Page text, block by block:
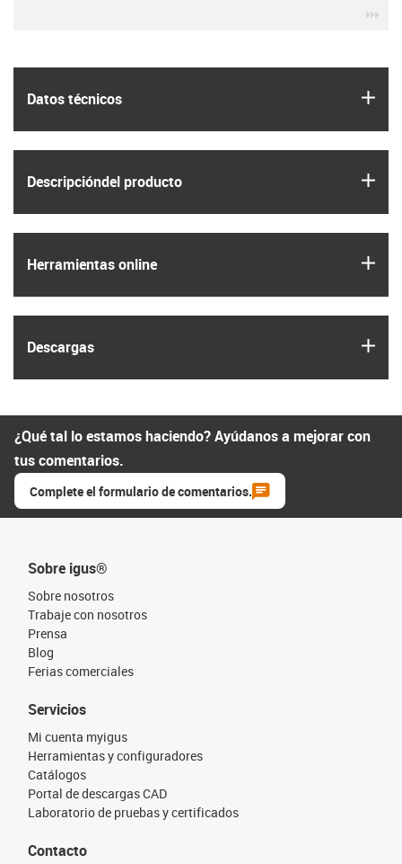
Datos técnicos
Descripción­del producto
Herramientas online
Descargas
¿Qué tal lo estamos haciendo? Ayúdanos a mejorar con
tus comentarios.
Complete el formulario de comentarios.
Sobre igus®
Sobre nosotros
Trabaje con nosotros
Prensa
Blog
Ferias comerciales
Servicios
Mi cuenta myigus
Herramientas y configuradores
Catálogos
Portal de descargas CAD
Laboratorio de pruebas y certificados
Contacto